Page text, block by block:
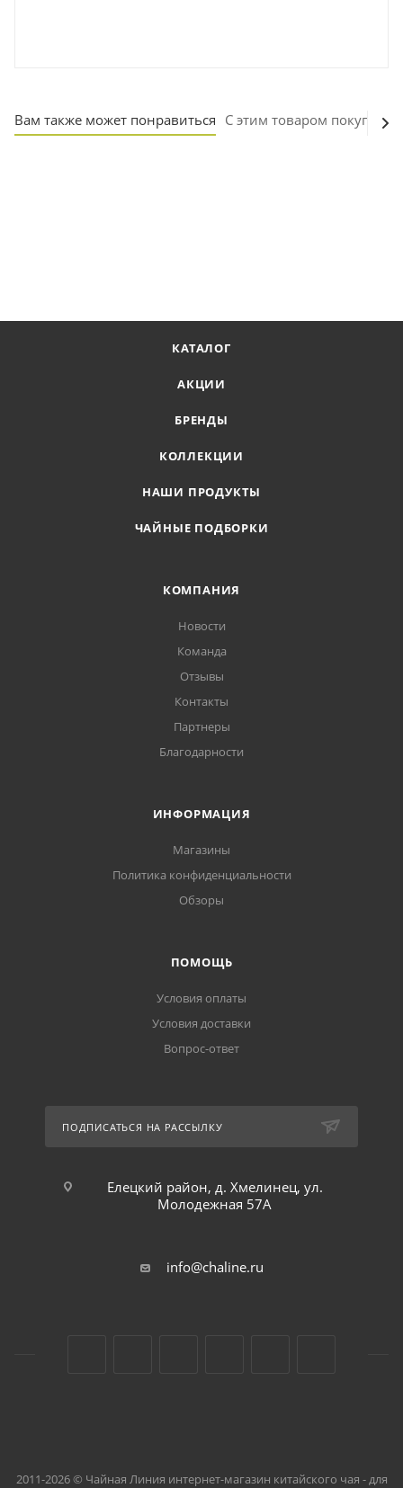
Вам также может понравиться С этим товаром покупают
КАТАЛОГ
АКЦИИ
БРЕНДЫ
КОЛЛЕКЦИИ
НАШИ ПРОДУКТЫ
ЧАЙНЫЕ ПОДБОРКИ
КОМПАНИЯ
Новости
Команда
Отзывы
Контакты
Партнеры
Благодарности
ИНФОРМАЦИЯ
Магазины
Политика конфиденциальности
Обзоры
ПОМОЩЬ
Условия оплаты
Условия доставки
Вопрос-ответ
ПОДПИСАТЬСЯ НА РАССЫЛКУ
Елецкий район, д. Хмелинец, ул.
Молодежная 57А
info@chaline.ru
2011-2026 © Чайная Линия интернет-магазин китайского чая - для